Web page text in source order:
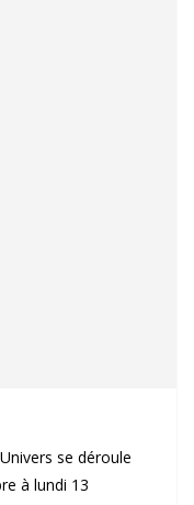
se déroule
à lundi 13